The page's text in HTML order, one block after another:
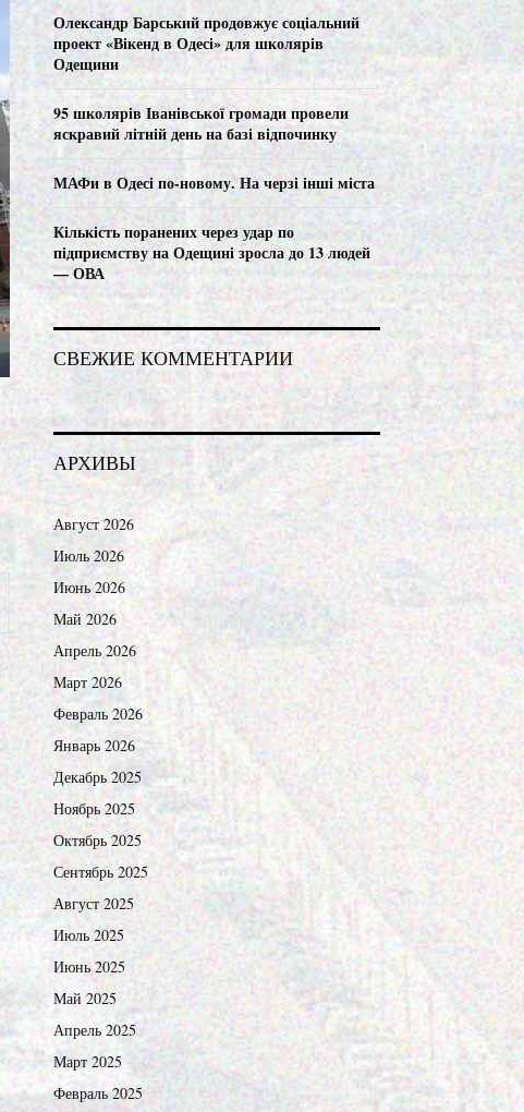
C
H
Олександр Барський продовжує соціальний
проект «Вікенд в Одесі» для школярів
Одещини
95 школярів Іванівської громади провели
яскравий літній день на базі відпочинку
МАФи в Одесі по-новому. На черзі інші міста
Кількість поранених через удар по
підприємству на Одещині зросла до 13 людей
— ОВА
СВЕЖИЕ КОММЕНТАРИИ
АРХИВЫ
Август 2026
Июль 2026
Июнь 2026
Май 2026
Апрель 2026
Март 2026
Февраль 2026
Январь 2026
Декабрь 2025
Ноябрь 2025
Октябрь 2025
Сентябрь 2025
Август 2025
Июль 2025
Июнь 2025
Май 2025
Апрель 2025
Март 2025
Февраль 2025